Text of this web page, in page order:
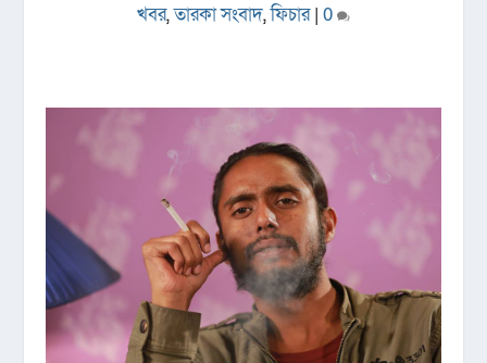
খবর,তারকা সংবাদ,ফিচার| 0